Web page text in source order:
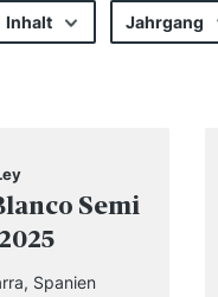
Inhalt Jahrgang
Semi
Spanien